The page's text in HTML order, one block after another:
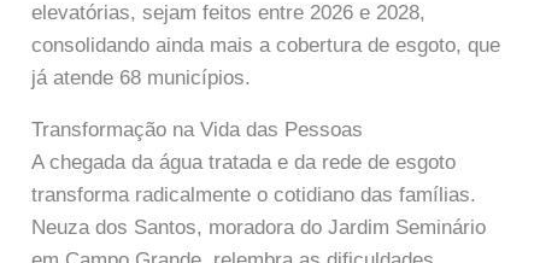
elevatórias, sejam feitos entre 2026 e 2028,
consolidando ainda mais a cobertura de esgoto, que
já atende 68 municípios.
Transformação na Vida das Pessoas
A chegada da água tratada e da rede de esgoto
transforma radicalmente o cotidiano das famílias.
Neuza dos Santos, moradora do Jardim Seminário